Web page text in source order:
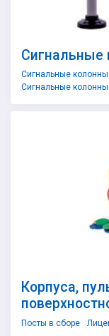
Сигнальные
Сигнальные колонны
Сигнальные колонны
Корпуса,
Посты в сборе